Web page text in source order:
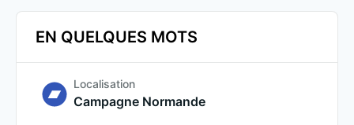
EN QUELQUES MOTS
Localisation
Campagne Normande